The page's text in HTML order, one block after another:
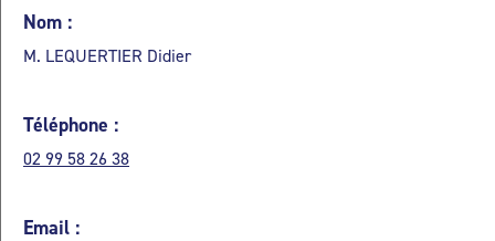
Nom :
M. LEQUERTIER Didier
Téléphone :
02 99 58 26 38
Email :